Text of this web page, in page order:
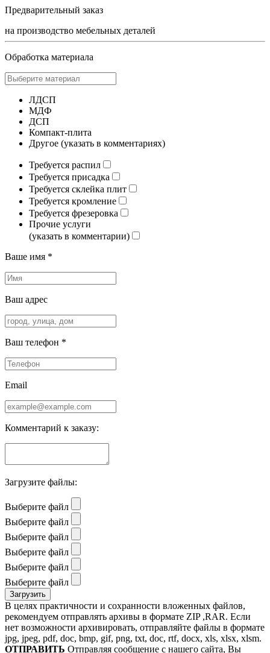
Предварительный заказ
на производство мебельных деталей
Обработка материала
ЛДСП
МДФ
ДСП
Компакт-плита
Другое (указать в комментариях)
Требуется распил
Требуется присадка
Требуется склейка плит
Требуется кромление
Требуется фрезеровка
Прочие услуги
(указать в комментарии)
Ваше имя *
Ваш адрес
Ваш телефон *
Email
Комментарий к заказу:
Загрузите файлы:
Выберите файл
Выберите файл
Выберите файл
Выберите файл
Выберите файл
Выберите файл
В целях практичности и сохранности вложенных файлов,
рекомендуем отправлять архивы в формате ZIP ,RAR. Если
нет возможности архивировать, отправляйте файлы в формате
jpg, jpeg, pdf, doc, bmp, gif, png, txt, doc, rtf, docx, xls, xlsx, xlsm.
ОТПРАВИТЬ Отправляя сообщение с нашего сайта, Вы